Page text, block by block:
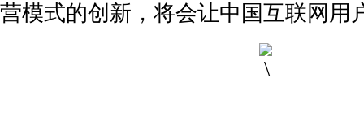
营模式的创新，将会让中国互联网用